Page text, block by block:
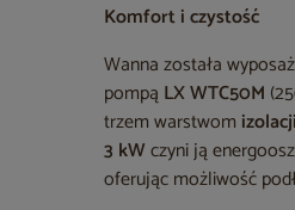
Komfort i czystość
Wanna została
pompąLX WTC50M
trzem warstwom
3 kWczyni ją
oferując możliwość